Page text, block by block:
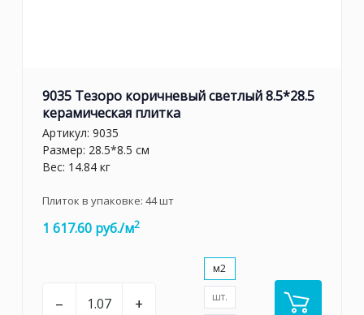
9035 Тезоро коричневый светлый 8.5*28.5
керамическая плитка
Артикул: 9035
Размер: 28.5*8.5 см
Вес: 14.84 кг
Плиток в упаковке: 44шт
1 617.60 руб./м2
– +
м2
шт.